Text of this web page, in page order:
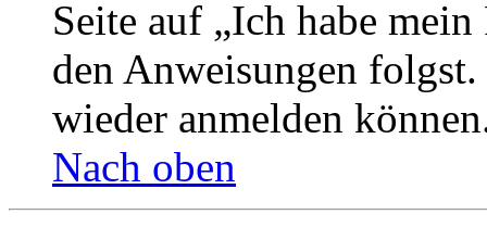
Seite auf „Ich habe
den Anweisungen
wieder anmelden
Nach oben